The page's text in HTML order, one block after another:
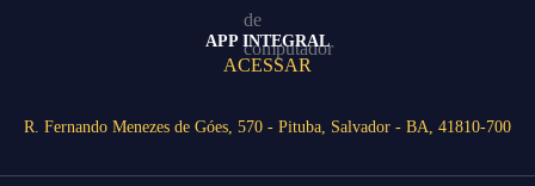
APP INTEGRAL
ACESSAR
R. Fernando Menezes de Góes, 570 - Pituba, Salvador - BA, 41810-700